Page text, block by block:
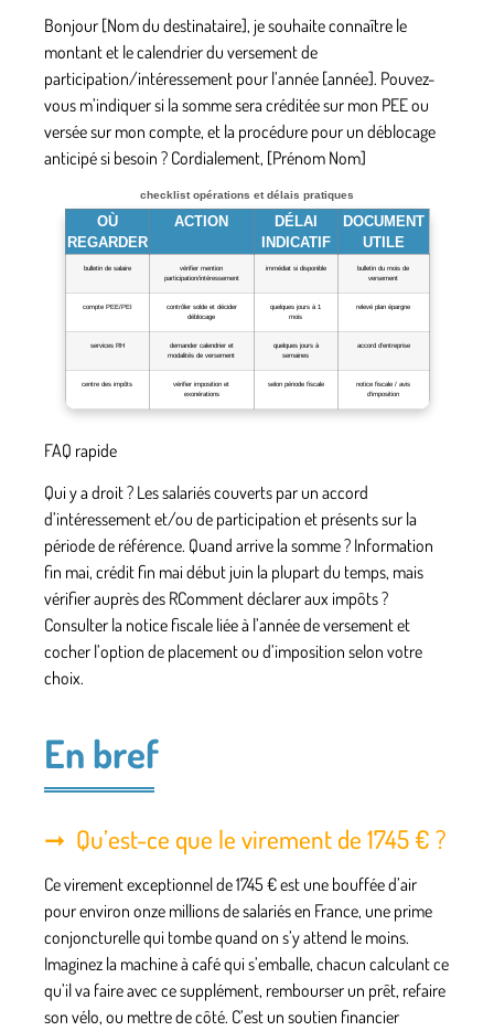
Bonjour [Nom du destinataire], je souhaite connaître le
montant et le calendrier du versement de
participation/intéressement pour l’année [année]. Pouvez-
vous m’indiquer si la somme sera créditée sur mon PEE ou
versée sur mon compte, et la procédure pour un déblocage
anticipé si besoin ? Cordialement, [Prénom Nom]
checklist opérations et délais pratiques
OÙ
REGARDER
ACTION
DÉLAI
INDICATIF
DOCUMENT
UTILE
bulletin de salaire
vérifier mention
participation/intéressement
immédiat si disponible
bulletin du mois de
versement
compte PEE/PEI
contrôler solde et décider
déblocage
quelques jours à 1
mois
relevé plan épargne
services RH
demander calendrier et
modalités de versement
quelques jours à
semaines
accord d’entreprise
centre des impôts
vérifier imposition et
exonérations
selon période fiscale
notice fiscale / avis
d’imposition
FAQ rapide
Qui y a droit ? Les salariés couverts par un accord
d’intéressement et/ou de participation et présents sur la
période de référence. Quand arrive la somme ? Information
fin mai, crédit fin mai début juin la plupart du temps, mais
vérifier auprès des RComment déclarer aux impôts ?
Consulter la notice fiscale liée à l’année de versement et
cocher l’option de placement ou d’imposition selon votre
choix.
En bref
Qu’est-ce que le virement de 1745 € ?
Ce virement exceptionnel de 1745 € est une bouffée d’air
pour environ onze millions de salariés en France, une prime
conjoncturelle qui tombe quand on s’y attend le moins.
Imaginez la machine à café qui s’emballe, chacun calculant ce
qu’il va faire avec ce supplément, rembourser un prêt, refaire
son vélo, ou mettre de côté. C’est un soutien financier